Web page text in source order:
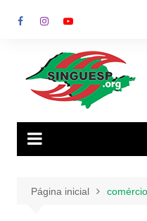
para
Página inicial